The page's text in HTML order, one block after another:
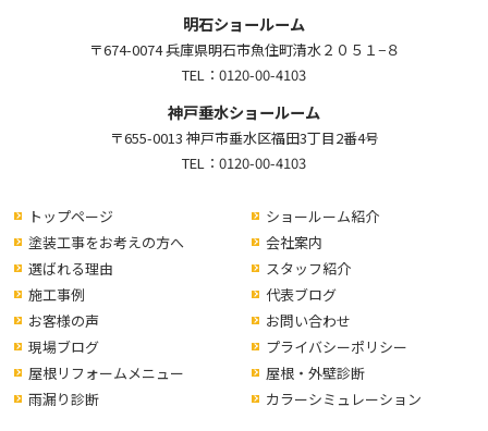
明石ショールーム
〒674-0074 兵庫県明石市魚住町清水２０５１−８
TEL： 0120-00-4103
神戸垂水ショールーム
〒655-0013 神戸市垂水区福田3丁目2番4号
TEL： 0120-00-4103
トップページ
塗装工事をお考えの方へ
選ばれる理由
ショールーム紹介
会社案内
スタッフ紹介
施工事例
お客様の声
現場ブログ
代表ブログ
お問い合わせ
プライバシーポリシー
屋根リフォームメニュー
雨漏り診断
屋根・外壁診断
カラーシミュレーション